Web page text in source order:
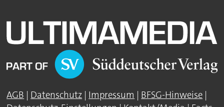
AGB | Datenschutz | Impressum | BFSG-Hinweise |